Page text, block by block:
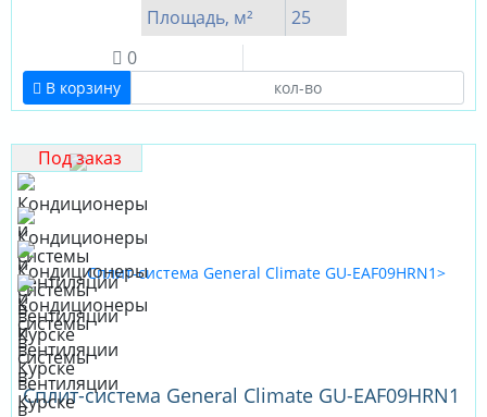
Площадь, м²
25
0
В корзину
Под заказ
Cплит-система General Climate GU-EAF09HRN1